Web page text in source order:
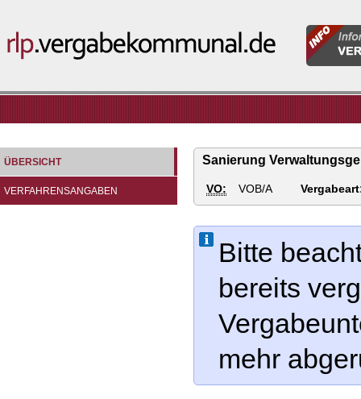
rlp.vergabekommunal.de
für
ÜBERSICHT
VERFAHRENSANGABEN
Sanierung
VO: VOB/A
Bitte
bereits
mehr